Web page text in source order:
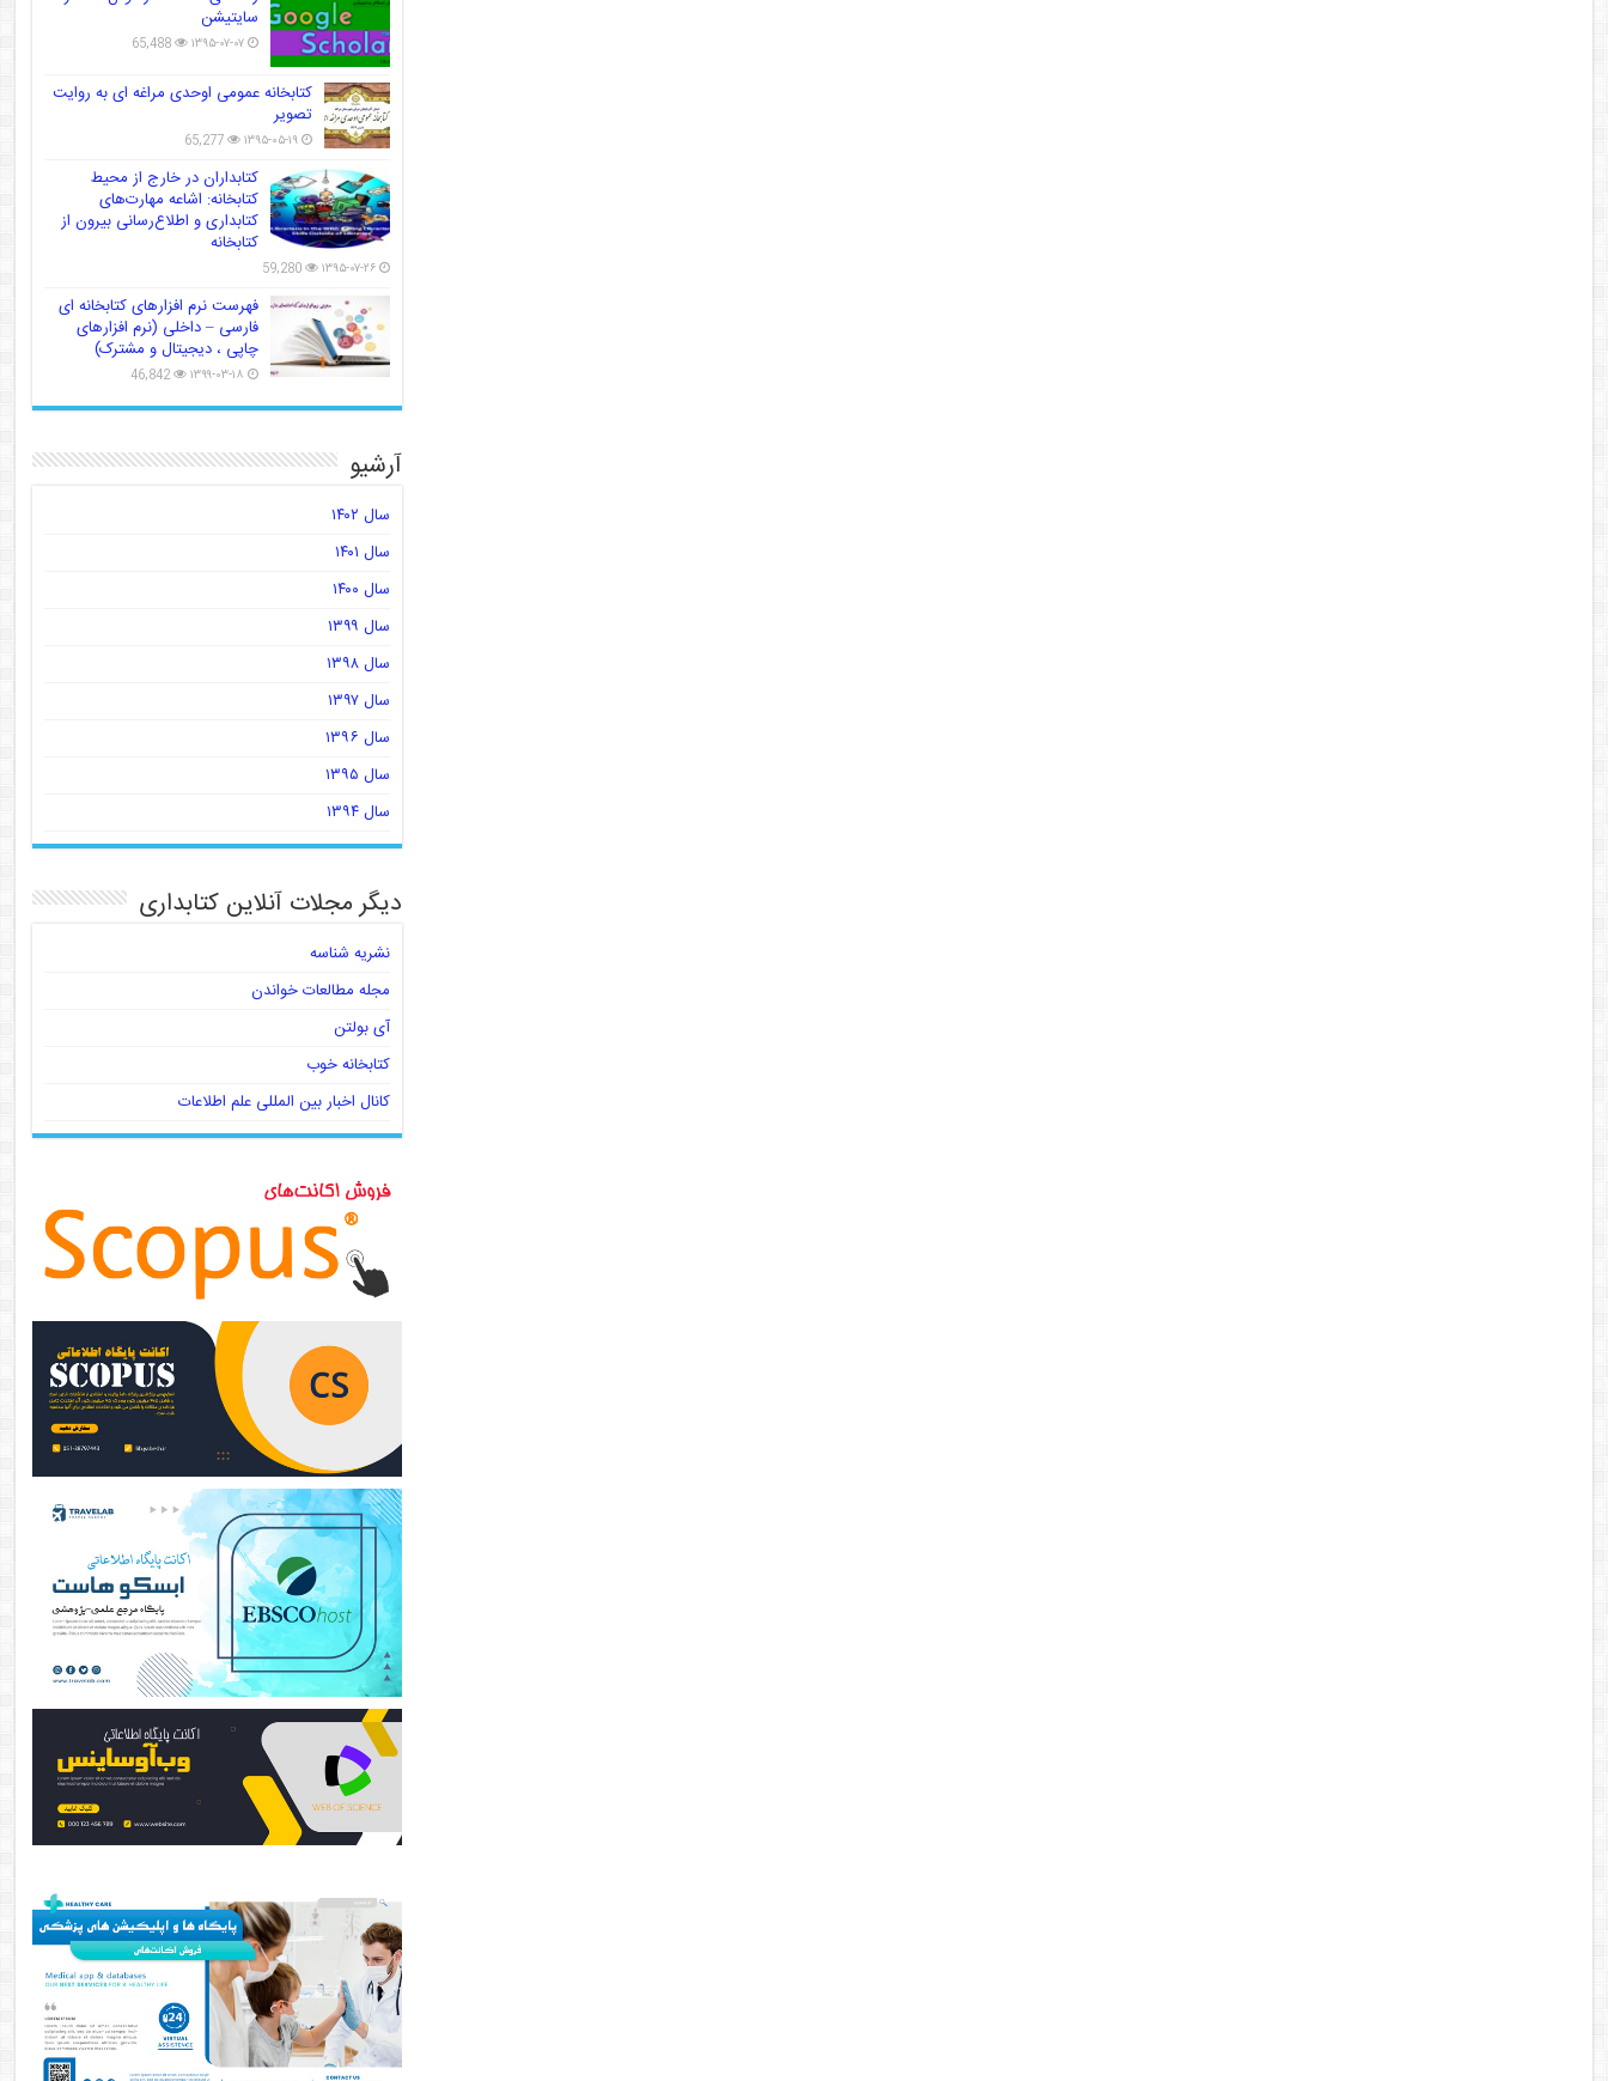
سایتیشن
۱۳۹۵-۰۷-۰۷ 65,488
کتابخانه عمومی اوحدی مراغه ای به روایت
تصویر
۱۳۹۵-۰۵-۱۹ 65,277
کتابداران در خارج از محیط
کتابخانه: اشاعه مهارت‌های
کتابداری و اطلاع‌رسانی بیرون از
کتابخانه
۱۳۹۵-۰۷-۲۶ 59,280
فهرست نرم افزارهای کتابخانه ای
فارسی – داخلی (نرم افزارهای
چاپی ، دیجیتال و مشترک)
۱۳۹۹-۰۳-۱۸ 46,842
آرشیو
سال ۱۴۰۲
سال ۱۴۰۱
سال ۱۴۰۰
سال ۱۳۹۹
سال ۱۳۹۸
سال ۱۳۹۷
سال ۱۳۹۶
سال ۱۳۹۵
سال ۱۳۹۴
دیگر مجلات آنلاین کتابداری
نشریه شناسه
مجله مطالعات خواندن
آی بولتن
کتابخانه خوب
کانال اخبار بین المللی علم اطلاعات